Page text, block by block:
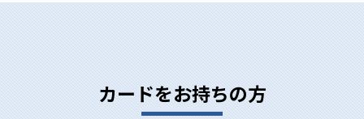
カードをお持ちの方